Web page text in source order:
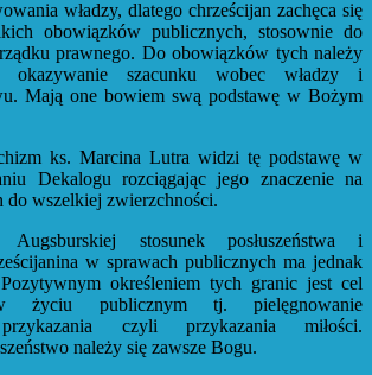
władzy, dlatego chrześcijan zachęca się
obowiązków publicznych, stosownie do
prawnego. Do obowiązków tych należy
okazywanie szacunku wobec władzy i
Mają one bowiem swą podstawę w Bożym
ks. Marcina Lutra widzi tę podstawę w
Dekalogu rozciągając jego znaczenie na
do wszelkiej zwierzchności.
Augsburskiej stosunek posłuszeństwa i
w sprawach publicznych ma jednak
określeniem tych granic jest cel
w życiu publicznym tj. pielęgnowanie
przykazania czyli przykazania miłości.
należy się zawsze Bogu.